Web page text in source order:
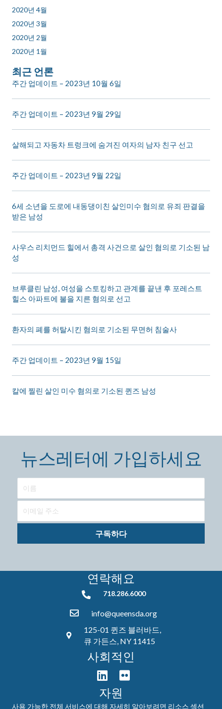
2020년 4월
2020년 3월
2020년 2월
2020년 1월
최근 언론
주간 업데이트 – 2023년 10월 6일
주간 업데이트 – 2023년 9월 29일
살해되고 자동차 트렁크에 숨겨진 여자의 남자 친구 선고
주간 업데이트 – 2023년 9월 22일
6세 소년을 도로에 내동댕이친 살인미수 혐의로 유죄 판결을
받은 남성
사우스 리치먼드 힐에서 총격 사건으로 살인 혐의로 기소된 남
성
브루클린 남성, 여성을 스토킹하고 관계를 끝낸 후 포레스트
힐스 아파트에 불을 지른 혐의로 선고
환자의 폐를 허탈시킨 혐의로 기소된 무면허 침술사
주간 업데이트 – 2023년 9월 15일
칼에 찔린 살인 미수 혐의로 기소된 퀸즈 남성
뉴스레터에 가입하세요
구독하다
연락해요
718.286.6000718.286.6000
info@queensda.org
125-01 퀸즈 블러바드,
큐 가든스, NY 11415
사회적인
자원
사용 가능한 전체 서비스에 대해 자세히 알아보려면 리소스 섹션